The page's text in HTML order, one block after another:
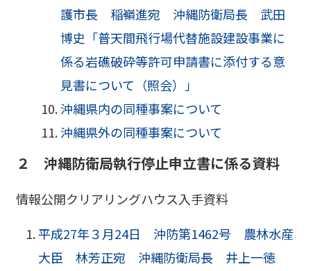
護市長 稲嶺進宛 沖縄防衛局長 武田
博史「普天間飛行場代替施設建設事業に
係る岩礁破砕等許可申請書に添付する意
見書について（照会）」
沖縄県内の同種事案について
沖縄県外の同種事案について
２ 沖縄防衛局執行停止申立書に係る資料
情報公開クリアリングハウス入手資料
平成27年３月24日 沖防第1462号 農林水産
大臣 林芳正宛 沖縄防衛局長 井上一徳